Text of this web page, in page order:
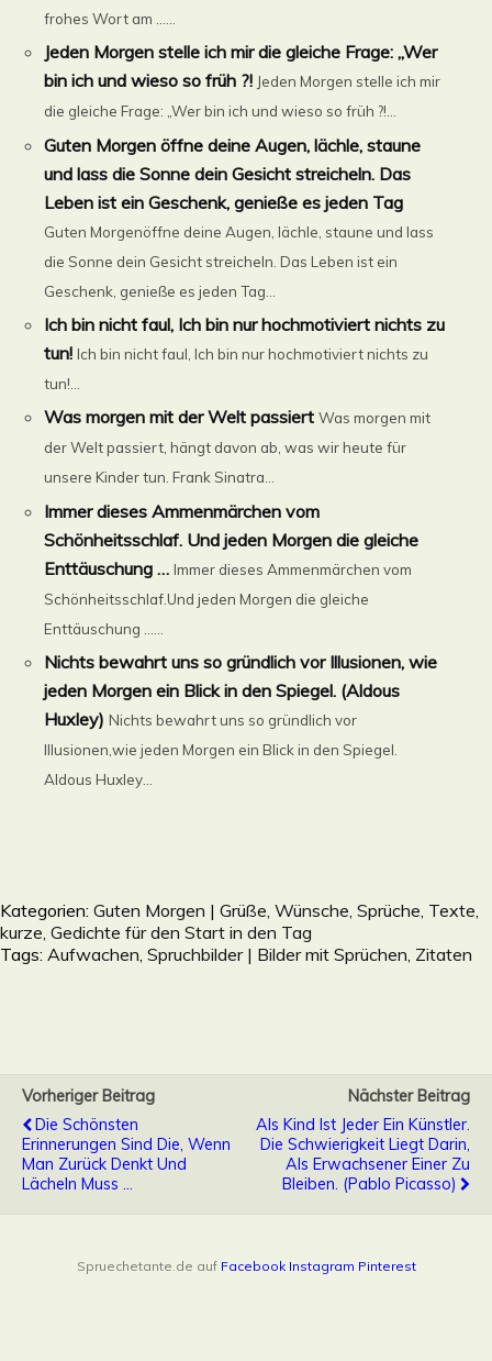
frohes Wort am ......
Jeden Morgen stelle ich mir die gleiche Frage: „Wer
bin ich und wieso so früh ?! Jeden Morgen stelle ich mir
die gleiche Frage: „Wer bin ich und wieso so früh ?!...
Guten Morgen öffne deine Augen, lächle, staune
und lass die Sonne dein Gesicht streicheln. Das
Leben ist ein Geschenk, genieße es jeden Tag
Guten Morgenöffne deine Augen, lächle, staune und lass
die Sonne dein Gesicht streicheln. Das Leben ist ein
Geschenk, genieße es jeden Tag...
Ich bin nicht faul, Ich bin nur hochmotiviert nichts zu
tun! Ich bin nicht faul, Ich bin nur hochmotiviert nichts zu
tun!...
Was morgen mit der Welt passiert Was morgen mit
der Welt passiert, hängt davon ab, was wir heute für
unsere Kinder tun. Frank Sinatra...
Immer dieses Ammenmärchen vom
Schönheitsschlaf. Und jeden Morgen die gleiche
Enttäuschung … Immer dieses Ammenmärchen vom
Schönheitsschlaf.Und jeden Morgen die gleiche
Enttäuschung …...
Nichts bewahrt uns so gründlich vor Illusionen, wie
jeden Morgen ein Blick in den Spiegel. (Aldous
Huxley) Nichts bewahrt uns so gründlich vor
Illusionen,wie jeden Morgen ein Blick in den Spiegel.
Aldous Huxley...
Kategorien: Guten Morgen | Grüße, Wünsche, Sprüche, Texte,
kurze, Gedichte für den Start in den Tag
Tags: Aufwachen, Spruchbilder | Bilder mit Sprüchen, Zitaten
Vorheriger Beitrag
Die Schönsten
Erinnerungen Sind Die, Wenn
Man Zurück Denkt Und
Lächeln Muss …
Nächster Beitrag
Als Kind Ist Jeder Ein Künstler.
Die Schwierigkeit Liegt Darin,
Als Erwachsener Einer Zu
Bleiben. (Pablo Picasso)
Spruechetante.de auf Facebook Instagram Pinterest